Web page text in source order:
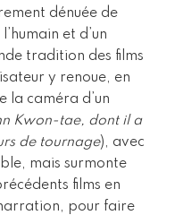
dénuée de
et d’un
tradition des films
y renoue, en
la caméra d’un
Kwon-tae, dont il a
de tournage), avec
mais surmonte
films en
pour faire